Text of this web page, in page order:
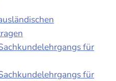
für
für